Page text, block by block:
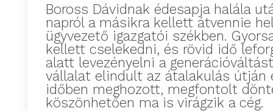
Boross Dávidnak édesapja halála
napról a másikra kellett átvennie
ügyvezető igazgatói székben.
kellett cselekedni, és rövid idő
alatt levezényelni a
vállalat elindult az átalakulás útján
időben meghozott, megfontolt
köszönhetően ma is virágzik a cég.